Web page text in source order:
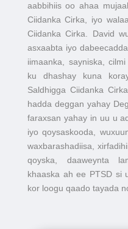
aabbihiis oo ahaa
Ciidanka Cirka, iyo
Ciidanka Cirka. David
asxaabta iyo
iimaanka, sayniska,
ku dhashay kuna
Saldhigga Ciidanka
hadda deggan yahay
faraxsan yahay in uu u
iyo qoysaskooda,
waxbarashadiisa,
qoyska, daaweynta
khaaska ah ee PTSD si
kor loogu qaado tayada